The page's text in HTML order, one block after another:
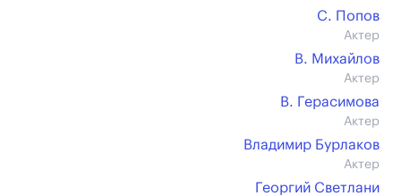
С. Попов
Актер
В. Михайлов
Актер
В. Герасимова
Актер
Владимир Бурлаков
Актер
Георгий Светлани